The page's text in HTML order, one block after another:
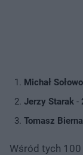
Michał
Jerzy Starak -
Tomasz
Wśród tych